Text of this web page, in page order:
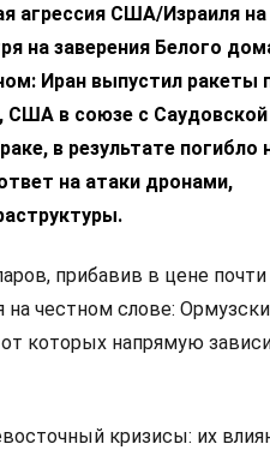
агрессия США/Израиля
на заверения Белого
Иран выпустил ракеты
США в союзе с
в результате погибло
на атаки дронами,
прибавив в цене почти
честном слове:
которых напрямую
кризисы: их